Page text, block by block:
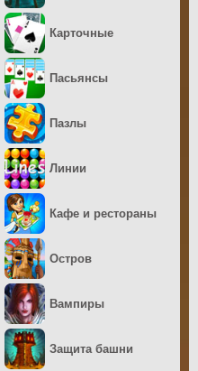
Карточные
Пасьянсы
Пазлы
Линии
Кафе и рестораны
Остров
Вампиры
Защита башни